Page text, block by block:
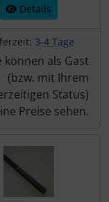
Details
3-4 Tage
können als Gast
(bzw. mit Ihrem
Status)
Preise sehen.